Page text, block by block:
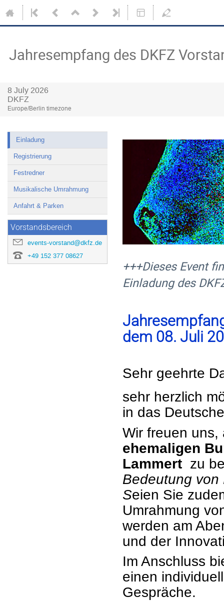
Jahresempfang des DKFZ
8 July 2026
DKFZ
Europe/Berlin timezone
Einladung
Registrierung
Festredner
Musikalische Umrahmung
Anfahrt & Parken
Vorstandsbereich
events-vorstand@dkfz.de
+49 152 377 08627
+++Dieses Event
Einladung des
dem 08. Juli
Sehr geehrte
sehr herzlich
in das
Wir freuen uns,
ehemaligen
Lammert zu
Bedeutung von
Seien Sie
Umrahmung
werden am
und der
Im Anschluss
einen
Gespräche.